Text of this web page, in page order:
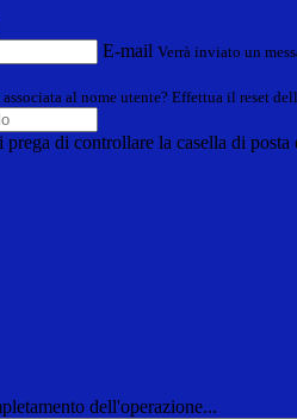
E-mail Verrà inviato un
al nome utente? Effettua il reset
di controllare la casella di posta
dell'operazione...